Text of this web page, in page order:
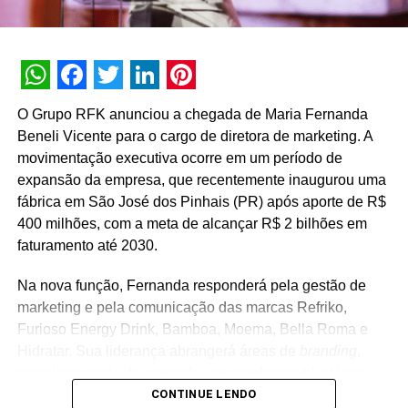
minha experiência. Ainda que jovem, a empresa já
conseguiu formar um time engajado e preparado para
objetivos traçados.” explica Omar.
TÓPICOS RELACIONADOS: DESTAQUE
A SEGUIR
Oli anuncia novas contratações e reforça áreas
de marketing e tecnologia
NÃO PERCA
Cheil apresenta novidades em sua estrutura
WhatsApp
Facebook
Twitter
LinkedIn
Pinterest
O Grupo RFK anunciou a chegada de Maria Fernanda
Beneli Vicente para o cargo de diretora de marketing. A
movimentação executiva ocorre em um período de
expansão da empresa, que recentemente inaugurou uma
fábrica em São José dos Pinhais (PR) após aporte de R$
400 milhões, com a meta de alcançar R$ 2 bilhões em
faturamento até 2030.
Na nova função, Fernanda responderá pela gestão de
marketing e pela comunicação das marcas Refriko,
Furioso Energy Drink, Bamboa, Moema, Bella Roma e
relacionamento com consumidores e novos projetos de
CONTINUE LENDO